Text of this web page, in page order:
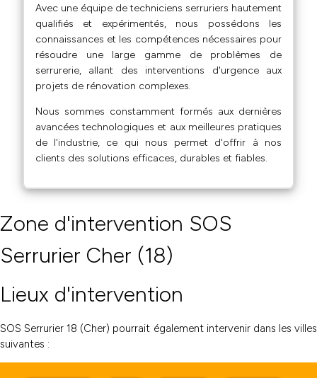
Avec une équipe de techniciens serruriers hautement
qualifiés et expérimentés, nous possédons les
connaissances et les compétences nécessaires pour
résoudre une large gamme de problèmes de
serrurerie, allant des interventions d'urgence aux
projets de rénovation complexes.
Nous sommes constamment formés aux dernières
avancées technologiques et aux meilleures pratiques
de l'industrie, ce qui nous permet d'offrir à nos
clients des solutions efficaces, durables et fiables.
Zone d'intervention SOS
Serrurier Cher (18)
Lieux d'intervention
SOS Serrurier 18 (Cher) pourrait également intervenir dans les villes
suivantes :